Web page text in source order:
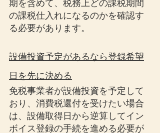
期を含めて、税務上どの課税期間
の課税仕入れになるのかを確認す
る必要があります。
設備投資予定があるなら登録希望
日を先に決める
免税事業者が設備投資を予定して
おり、消費税還付を受けたい場合
は、設備取得日から逆算してイン
ボイス登録の手続を進める必要が